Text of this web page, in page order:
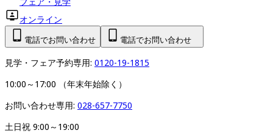
オンライン
電話でお問い合わせ 電話でお問い合わせ
見学・フェア予約専用: 0120-19-1815
10:00～17:00 （年末年始除く）
お問い合わせ専用: 028-657-7750
土日祝 9:00～19:00